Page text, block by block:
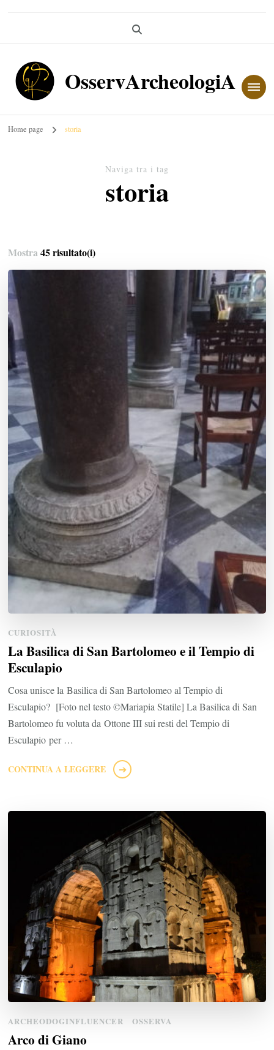
OsservArcheologiA
Home page storia
Naviga tra i tag
storia
Mostra45 risultato(i)
CURIOSITÀ
La Basilica di San Bartolomeo e il Tempio di
Esculapio
Cosa unisce la Basilica di San Bartolomeo al Tempio di
Esculapio? [Foto nel testo ©Mariapia Statile] La Basilica di San
Bartolomeo fu voluta da Ottone III sui resti del Tempio di
Esculapio per …
CONTINUA A LEGGERE
ARCHEODOGINFLUENCER OSSERVA
Arco di Giano